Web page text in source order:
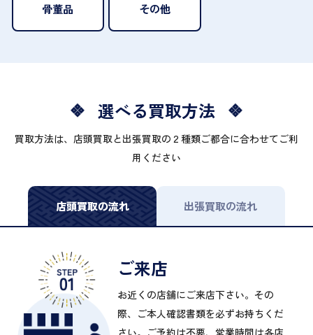
骨董品 その他
選べる買取方法
買取方法は、店頭買取と出張買取の２種類ご都合に合わせてご利
用ください
店頭買取の流れ 出張買取の流れ
ご来店
お近くの店舗にご来店下さい。その
際、ご本人確認書類を必ずお持ちくだ
さい。ご予約は不要、営業時間は各店